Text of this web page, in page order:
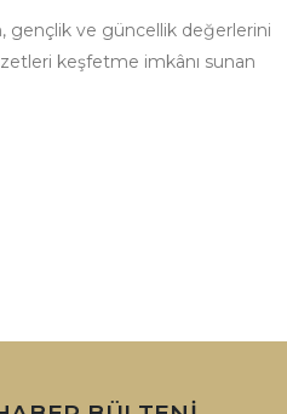
gençlik ve güncellik değerlerini
keşfetme imkânı sunan